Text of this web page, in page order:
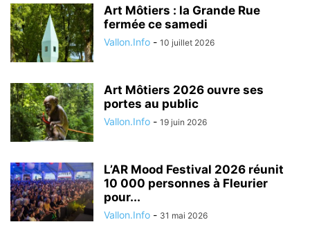
Art Môtiers : la Grande Rue
fermée ce samedi
Vallon.Info - 10 juillet 2026
Art Môtiers 2026 ouvre ses
portes au public
Vallon.Info - 19 juin 2026
L’AR Mood Festival 2026 réunit
10 000 personnes à Fleurier
pour...
Vallon.Info - 31 mai 2026